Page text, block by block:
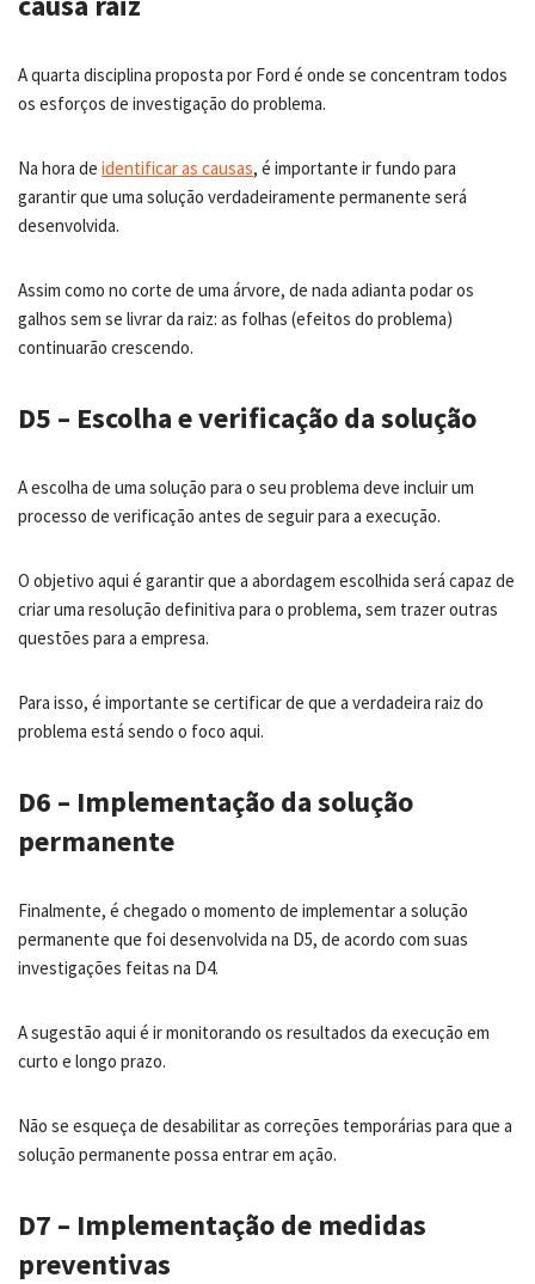
A quarta disciplina proposta por Ford é onde se concentram todos
os esforços de investigação do problema.
Na hora de identificar as causas, é importante ir fundo para
garantir que uma solução verdadeiramente permanente será
desenvolvida.
Assim como no corte de uma árvore, de nada adianta podar os
galhos sem se livrar da raiz: as folhas (efeitos do problema)
continuarão crescendo.
D5 – Escolha e verificação da solução
A escolha de uma solução para o seu problema deve incluir um
processo de verificação antes de seguir para a execução.
O objetivo aqui é garantir que a abordagem escolhida será capaz de
criar uma resolução definitiva para o problema, sem trazer outras
questões para a empresa.
Para isso, é importante se certificar de que a verdadeira raiz do
problema está sendo o foco aqui.
D6 – Implementação da solução
permanente
Finalmente, é chegado o momento de implementar a solução
permanente que foi desenvolvida na D5, de acordo com suas
investigações feitas na D4.
A sugestão aqui é ir monitorando os resultados da execução em
curto e longo prazo.
Não se esqueça de desabilitar as correções temporárias para que a
solução permanente possa entrar em ação.
D7 – Implementação de medidas
preventivas